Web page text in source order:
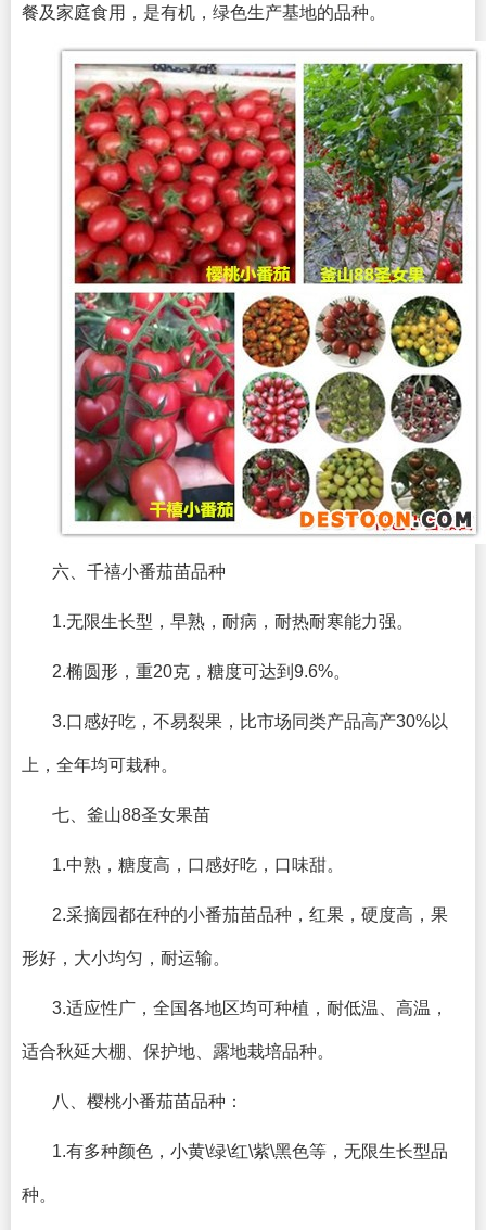
餐及家庭食用，是有机，绿色生产基地的品种。
六、千禧小番茄苗品种
1.无限生长型，早熟，耐病，耐热耐寒能力强。
2.椭圆形，重20克，糖度可达到9.6%。
3.口感好吃，不易裂果，比市场同类产品高产30%以
上，全年均可栽种。
七、釜山88圣女果苗
1.中熟，糖度高，口感好吃，口味甜。
2.采摘园都在种的小番茄苗品种，红果，硬度高，果
形好，大小均匀，耐运输。
3.适应性广，全国各地区均可种植，耐低温、高温，
适合秋延大棚、保护地、露地栽培品种。
八、樱桃小番茄苗品种：
1.有多种颜色，小黄\绿\红\紫\黑色等，无限生长型品
种。